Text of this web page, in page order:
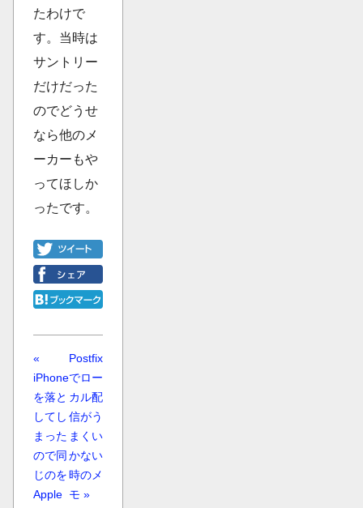
たわけで
す。当時は
サントリー
だけだった
のでどうせ
なら他のメ
ーカーもや
ってほしか
ったです。
«
iPhone
を落と
してし
まった
ので同
じのを
Apple
Postfix
でロー
カル配
信がう
まくい
かない
時のメ
モ »